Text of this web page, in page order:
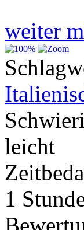
weiter
leicht
1